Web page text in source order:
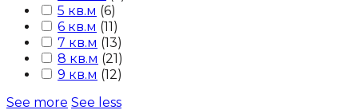
5 кв.м (6)
6 кв.м (11)
7 кв.м (13)
8 кв.м (21)
9 кв.м (12)
See more See less